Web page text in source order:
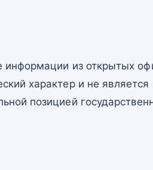
из открытых
характер и не является
позицией